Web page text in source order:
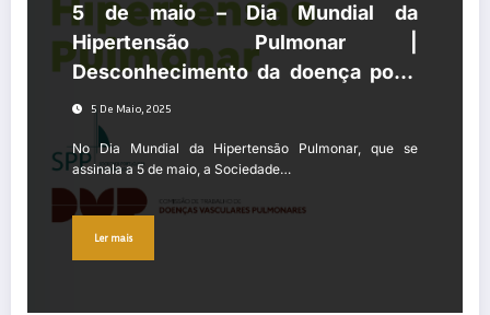
5 de maio – Dia Mundial da
Hipertensão Pulmonar |
Desconhecimento da doença pode
conduzir a um atraso de até dois
anos no diagnóstico
5 De Maio, 2025
No Dia Mundial da Hipertensão Pulmonar, que se
assinala a 5 de maio, a Sociedade…
Ler mais